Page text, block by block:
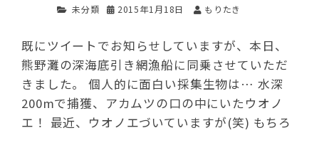
未分類 2015年1月18日 もりたき
既にツイートでお知らせしていますが、本日、
熊野灘の深海底引き網漁船に同乗させていただ
きました。 個人的に面白い採集生物は… 水深
200mで捕獲、アカムツの口の中にいたウオノ
エ！ 最近、ウオノエづいていますが(笑) もちろ